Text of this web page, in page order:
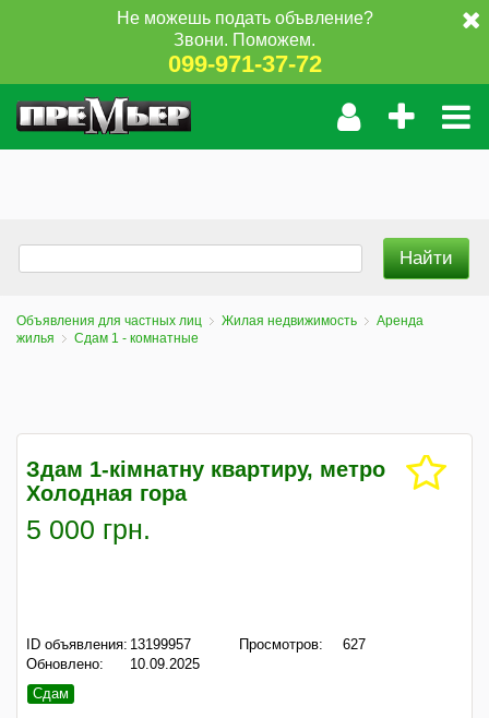
Не можешь подать объвление?
Звони. Поможем.
099-971-37-72
Объявления для частных лиц Жилая недвижимость
Аренда
жилья
Сдам 1 - комнатные
Здам 1-кімнатну квартиру, метро
Холодная гора
5 000 грн.
ID объявления: 13199957
Обновлено:
10.09.2025
Просмотров: 627
Сдам